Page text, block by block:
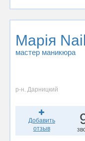
Марія
мастер маникюра
р-н. Дарницкий
Добавить
отзыв